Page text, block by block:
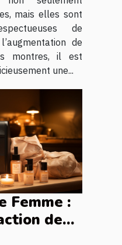
mais elles sont
de
de
montres, il est
une...
Femme :
de